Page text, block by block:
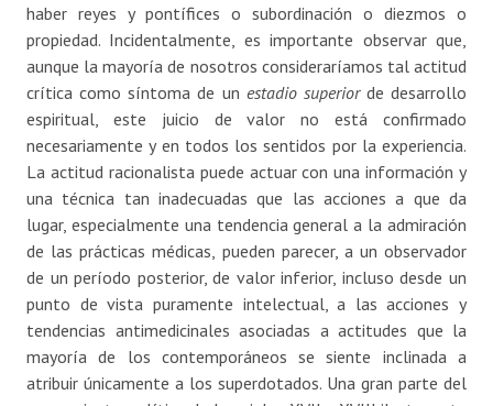
haber reyes y pontífices o subordinación o diezmos o
propiedad. Incidentalmente, es importante observar que,
aunque la mayoría de nosotros consideraríamos tal actitud
crítica como síntoma de un estadio superiorde desarrollo
espiritual, este juicio de valor no está confirmado
necesariamente y en todos los sentidos por la experiencia.
La actitud racionalista puede actuar con una información y
una técnica tan inadecuadas que las acciones a que da
lugar, especialmente una tendencia general a la admiración
de las prácticas médicas, pueden parecer, a un observador
de un período posterior, de valor inferior, incluso desde un
punto de vista puramente intelectual, a las acciones y
tendencias antimedicinales asociadas a actitudes que la
mayoría de los contemporáneos se siente inclinada a
atribuir únicamente a los superdotados. Una gran parte del